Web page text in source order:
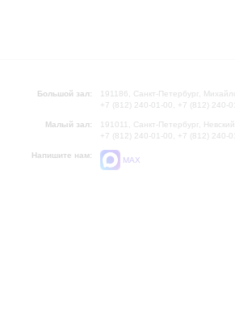
Большой зал:
191186, Санкт-Петербург,
+7 (812) 240-01-00, +7 (812) 240-
Малый зал:
191011, Санкт-Петербург,
+7 (812) 240-01-00, +7 (812) 240-
Напишите нам:
MAX